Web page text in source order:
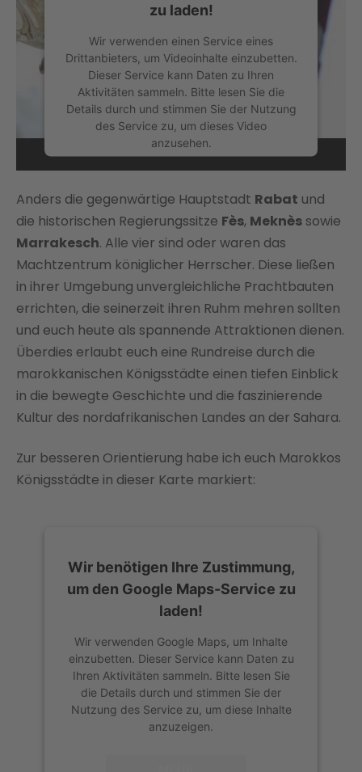
zu laden!
Wir verwenden einen Service eines
Drittanbieters, um Videoinhalte einzubetten.
Dieser Service kann Daten zu Ihren
Aktivitäten sammeln. Bitte lesen Sie die
Details durch und stimmen Sie der Nutzung
des Service zu, um dieses Video
anzusehen.
INFORMATIONEN
AKZEPTIEREN
powered byUsercentrics Consent
Management Platform
Anders die gegenwärtige Hauptstadt Rabat und
die historischen Regierungssitze Fès, Meknès sowie
Marrakesch. Alle vier sind oder waren das
Machtzentrum königlicher Herrscher. Diese ließen
in ihrer Umgebung unvergleichliche Prachtbauten
errichten, die seinerzeit ihren Ruhm mehren sollten
und euch heute als spannende Attraktionen dienen.
Überdies erlaubt euch eine Rundreise durch die
marokkanischen Königsstädte einen tiefen Einblick
in die bewegte Geschichte und die faszinierende
Kultur des nordafrikanischen Landes an der Sahara.
Zur besseren Orientierung habe ich euch Marokkos
Königsstädte in dieser Karte markiert:
Wir benötigen Ihre Zustimmung,
um den Google Maps-Service zu
laden!
Wir verwenden Google Maps, um Inhalte
einzubetten. Dieser Service kann Daten zu
Ihren Aktivitäten sammeln. Bitte lesen Sie
die Details durch und stimmen Sie der
Nutzung des Service zu, um diese Inhalte
anzuzeigen.